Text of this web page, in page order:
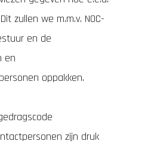
zullen we m.m.v. NOC-
en de
en
oppakken.
zijn druk